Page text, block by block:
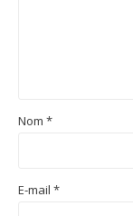
Nom *
E-mail *